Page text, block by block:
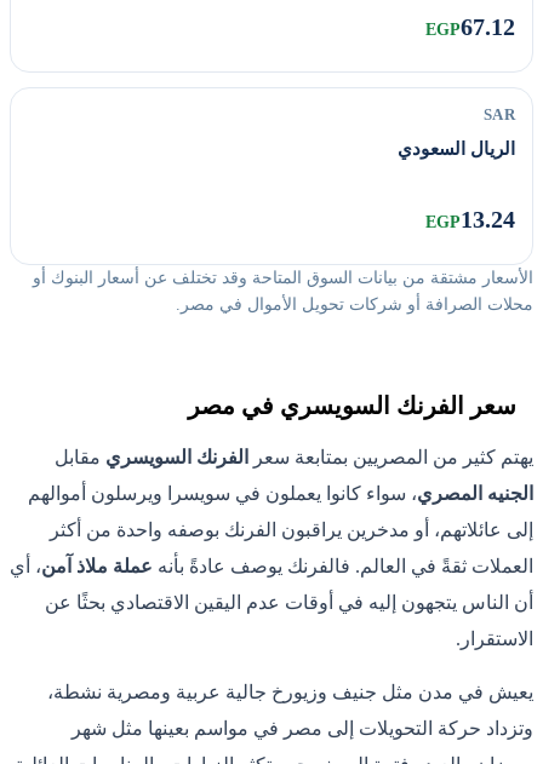
67.12
EGP
SAR
الريال السعودي
13.24
EGP
الأسعار مشتقة من بيانات السوق المتاحة وقد تختلف عن أسعار البنوك أو
محلات الصرافة أو شركات تحويل الأموال في مصر.
سعر الفرنك السويسري في مصر
يهتم كثير من المصريين بمتابعة سعر الفرنك السويسري مقابل
الجنيه المصري، سواء كانوا يعملون في سويسرا ويرسلون أموالهم
إلى عائلاتهم، أو مدخرين يراقبون الفرنك بوصفه واحدة من أكثر
العملات ثقةً في العالم. فالفرنك يوصف عادةً بأنه عملة ملاذ آمن، أي
أن الناس يتجهون إليه في أوقات عدم اليقين الاقتصادي بحثًا عن
الاستقرار.
يعيش في مدن مثل جنيف وزيورخ جالية عربية ومصرية نشطة،
وتزداد حركة التحويلات إلى مصر في مواسم بعينها مثل شهر